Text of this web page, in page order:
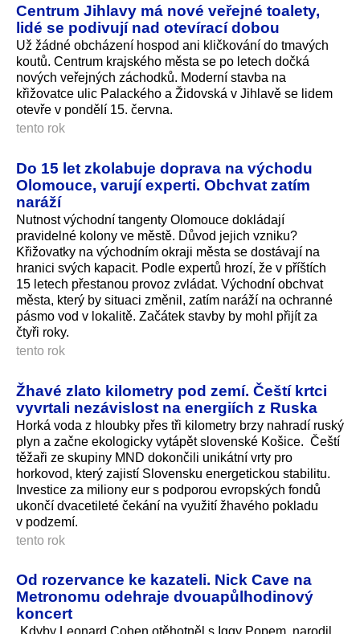
Centrum Jihlavy má nové veřejné toalety,
lidé se podivují nad otevírací dobou
Už žádné obcházení hospod ani kličkování do tmavých
koutů. Centrum krajského města se po letech dočká
nových veřejných záchodků. Moderní stavba na
křižovatce ulic Palackého a Židovská v Jihlavě se lidem
otevře v pondělí 15. června.
tento rok
Do 15 let zkolabuje doprava na východu
Olomouce, varují experti. Obchvat zatím
naráží
Nutnost východní tangenty Olomouce dokládají
pravidelné kolony ve městě. Důvod jejich vzniku?
Křižovatky na východním okraji města se dostávají na
hranici svých kapacit. Podle expertů hrozí, že v příštích
15 letech přestanou provoz zvládat. Východní obchvat
města, který by situaci změnil, zatím naráží na ochranné
pásmo vod v lokalitě. Začátek stavby by mohl přijít za
čtyři roky.
tento rok
Žhavé zlato kilometry pod zemí. Čeští krtci
vyvrtali nezávislost na energiích z Ruska
Horká voda z hloubky přes tři kilometry brzy nahradí ruský
plyn a začne ekologicky vytápět slovenské Košice. Čeští
těžaři ze skupiny MND dokončili unikátní vrty pro
horkovod, který zajistí Slovensku energetickou stabilitu.
Investice za miliony eur s podporou evropských fondů
ukončí dvacetileté čekání na využití žhavého pokladu
v podzemí.
tento rok
Od rozervance ke kazateli. Nick Cave na
Metronomu odehraje dvouapůlhodinový
koncert